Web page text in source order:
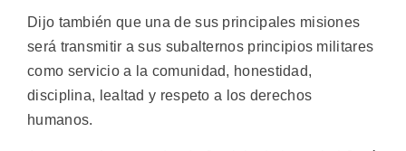
Dijo también que una de sus principales misiones
será transmitir a sus subalternos principios militares
como servicio a la comunidad, honestidad,
disciplina, lealtad y respeto a los derechos
humanos.